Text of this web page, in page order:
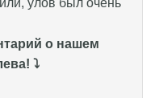
этим прогнозом,
хищников
клева удалось
о нашем
⤵️